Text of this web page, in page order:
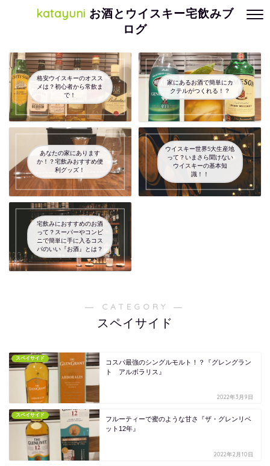
katayuni お酒とウイスキー宅飲みブ
ログ
格安ウイスキーのオスス
メは？初心者から常飲ま
で！
家にあるお酒で簡単にカ
クテルがつくれる！？
あなたの家にあります
か！？宅飲みおすすめ便
利グッズ！
ウイスキー世界5大生産地
って？いまさら聞けない
ウイスキーの基本知
識！！
宅飲みにおすすめのお酒
って？スーパーやコンビ
ニで簡単に手に入るコス
パのいい『お酒』とは？
― CATEGORY ―
スペイサイド
スペイサイド
コスパ最強のシングルモルト！？『グレングラン
ト アルボラリス』
2022年3月9日
スペイサイド
フルーティーで蜜のような甘さ『ザ・グレンリベ
ット12年』
2022年2月10日